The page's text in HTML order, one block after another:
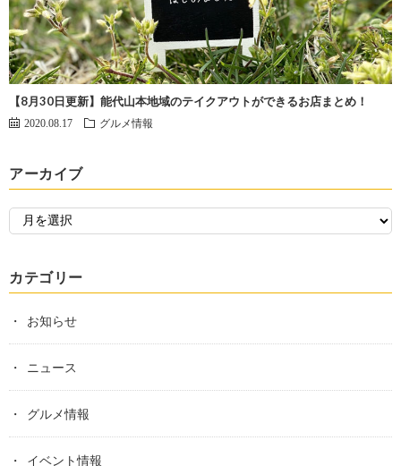
【8月30日更新】能代山本地域のテイクアウトができるお店まとめ！
2020.08.17 グルメ情報
アーカイブ
カテゴリー
お知らせ
ニュース
グルメ情報
イベント情報